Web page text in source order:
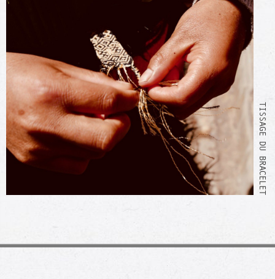
TISSAGE DU BRACELET